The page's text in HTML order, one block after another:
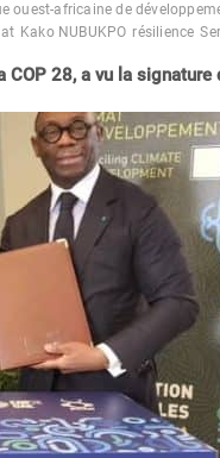
ouest-africaine de
Kako NUBUKPO résilience
28, a vu la signature